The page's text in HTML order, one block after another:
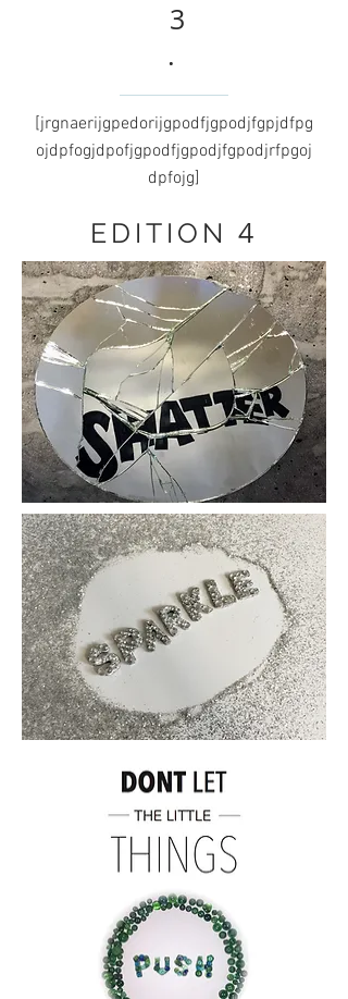
3
.
[jrgnaerijgpedorijgpodfjgpodjfgpjdfpg
ojdpfogjdpofjgpodfjgpodjfgpodjrfpgoj
dpfojg]
EDITION 4